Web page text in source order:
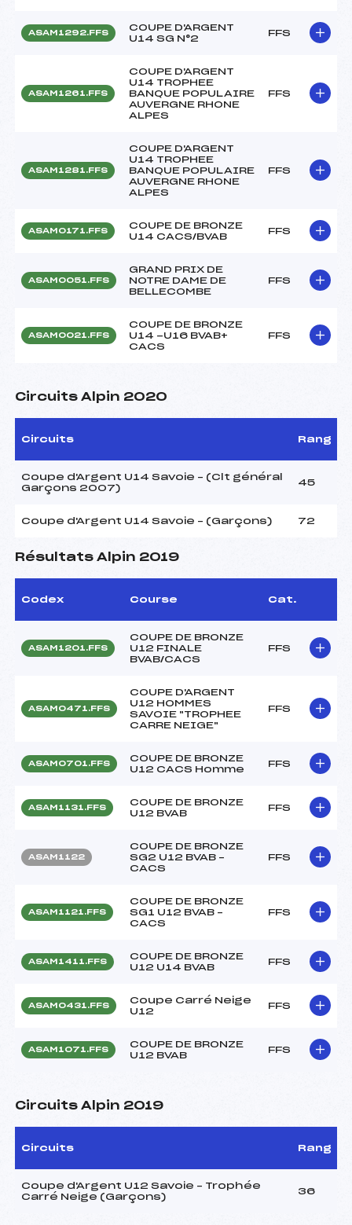
ASAM1292.FFS
COUPE D'ARGENT
U14 SG N°2
FFS
ASAM1261.FFS
COUPE D'ARGENT
U14 TROPHEE
BANQUE POPULAIRE
AUVERGNE RHONE
ALPES
FFS
ASAM1281.FFS
COUPE D'ARGENT
U14 TROPHEE
BANQUE POPULAIRE
AUVERGNE RHONE
ALPES
FFS
ASAM0171.FFS
COUPE DE BRONZE
U14 CACS/BVAB
FFS
ASAM0051.FFS
GRAND PRIX DE
NOTRE DAME DE
BELLECOMBE
FFS
ASAM0021.FFS
COUPE DE BRONZE
U14 -U16 BVAB+
CACS
FFS
Circuits Alpin 2020
Circuits Rang
Coupe d'Argent U14 Savoie – (Clt général
Garçons 2007)
45
Coupe d'Argent U14 Savoie – (Garçons) 72
Résultats Alpin 2019
Codex Course Cat.
ASAM1201.FFS
COUPE DE BRONZE
U12 FINALE
BVAB/CACS
FFS
ASAM0471.FFS
COUPE D'ARGENT
U12 HOMMES
SAVOIE "TROPHEE
CARRE NEIGE"
FFS
ASAM0701.FFS
COUPE DE BRONZE
U12 CACS Homme
FFS
ASAM1131.FFS
COUPE DE BRONZE
U12 BVAB
FFS
ASAM1122
COUPE DE BRONZE
SG2 U12 BVAB –
CACS
FFS
ASAM1121.FFS
COUPE DE BRONZE
SG1 U12 BVAB –
CACS
FFS
ASAM1411.FFS
COUPE DE BRONZE
U12 U14 BVAB
FFS
ASAM0431.FFS
Coupe Carré Neige
U12
FFS
ASAM1071.FFS
COUPE DE BRONZE
U12 BVAB
FFS
Circuits Alpin 2019
Circuits Rang
Coupe d'Argent U12 Savoie – Trophée
Carré Neige (Garçons)
36